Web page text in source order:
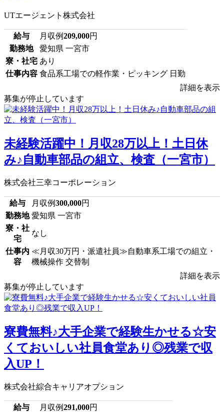
UTエージェント株式会社
給与 月収例209,000円
勤務地
愛知県 一宮市
寮・社宅 あり
仕事内容 食品系工場での軽作業・ピッキング 日勤
詳細を表示
募集が停止しています
未経験活躍中！月収28万以上！土日休
み♪自動車部品の組立、検査（一宮市）
株式会社三幸コーポレーション
給与 月収例300,000円
勤務地 愛知県 一宮市
寮・社
宅
なし
仕事内
容
≪月収30万円・派遣社員≫自動車系工場での組立・
機械操作 交替制
詳細を表示
募集が停止しています
寮費無料♪大手企業で経験生かせる☆安
くておいしい社員食堂あり◎残業で収
入UP！
株式会社綜合キャリアオプション
給与 月収例291,000円